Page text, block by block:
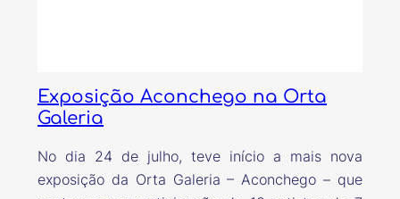
Exposição Aconchego na Orta
Galeria
No dia 24 de julho, teve início a mais nova
exposição da Orta Galeria – Aconchego – que